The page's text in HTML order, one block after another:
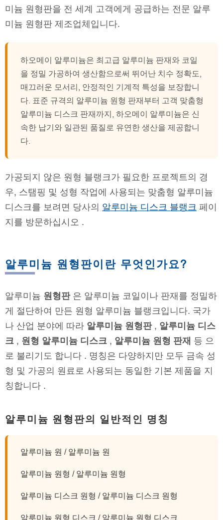
미늄 원형판을 전 세계 고객에게 공급하는 전문 알루
미늄 원형판 제조업체입니다.
하오메이 알루미늄은 최고급 알루미늄 판재와 코일
을 정밀 가공하여 생산함으로써 뛰어난 치수 정확도,
매끄러운 모서리, 안정적인 기계적 특성을 보장합니
다. 표준 규격의 알루미늄 원형 판재부터 고객 맞춤형
알루미늄 디스크 판재까지, 하오메이 알루미늄은 신
속한 납기와 일관된 품질로 유연한 생산을 제공합니
다.
가공되지 않은 원형 블랭크가 필요한 프로젝트의 경
우, 스탬핑 및 성형 작업에 사용되는 맞춤형 알루미늄
디스크를 보려면 당사의 알루미늄 디스크 블랭크 페이
지를 방문하십시오 .
알루미늄 원형판이란 무엇인가요?
알루미늄 원형판은 알루미늄 코일이나 판재를 정밀하
게 절단하여 만든 원형 알루미늄 블랭크입니다. 국가
나 산업 분야에 따라 알루미늄 원형판, 알루미늄 디스
크 , 원형 알루미늄 디스크 , 알루미늄 원형 판재 등 으
로 불리기도 합니다 . 명칭은 다양하지만 모두 금속 성
형 및 가공의 원료로 사용되는 동일한 기본 제품을 지
칭합니다 .
알루미늄 원형판의 일반적인 명칭
알루미늄 원 / 알루미늄 원
알루미늄 원형 / 알루미늄 원형
알루미늄 디스크 원형 / 알루미늄 디스크 원형
알루미늄 원형 디스크 / 알루미늄 원형 디스크